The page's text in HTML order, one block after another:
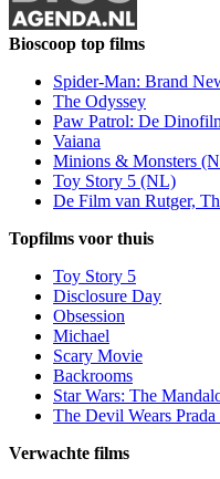
Bioscoop top films
Spider-Man: Brand
The Odyssey
Paw Patrol: De
Vaiana
Minions & Monsters
Toy Story 5 (NL)
De Film van Rutger,
Topfilms voor thuis
Toy Story 5
Disclosure Day
Obsession
Michael
Scary Movie
Backrooms
Star Wars: The
The Devil Wears Prada
Verwachte films